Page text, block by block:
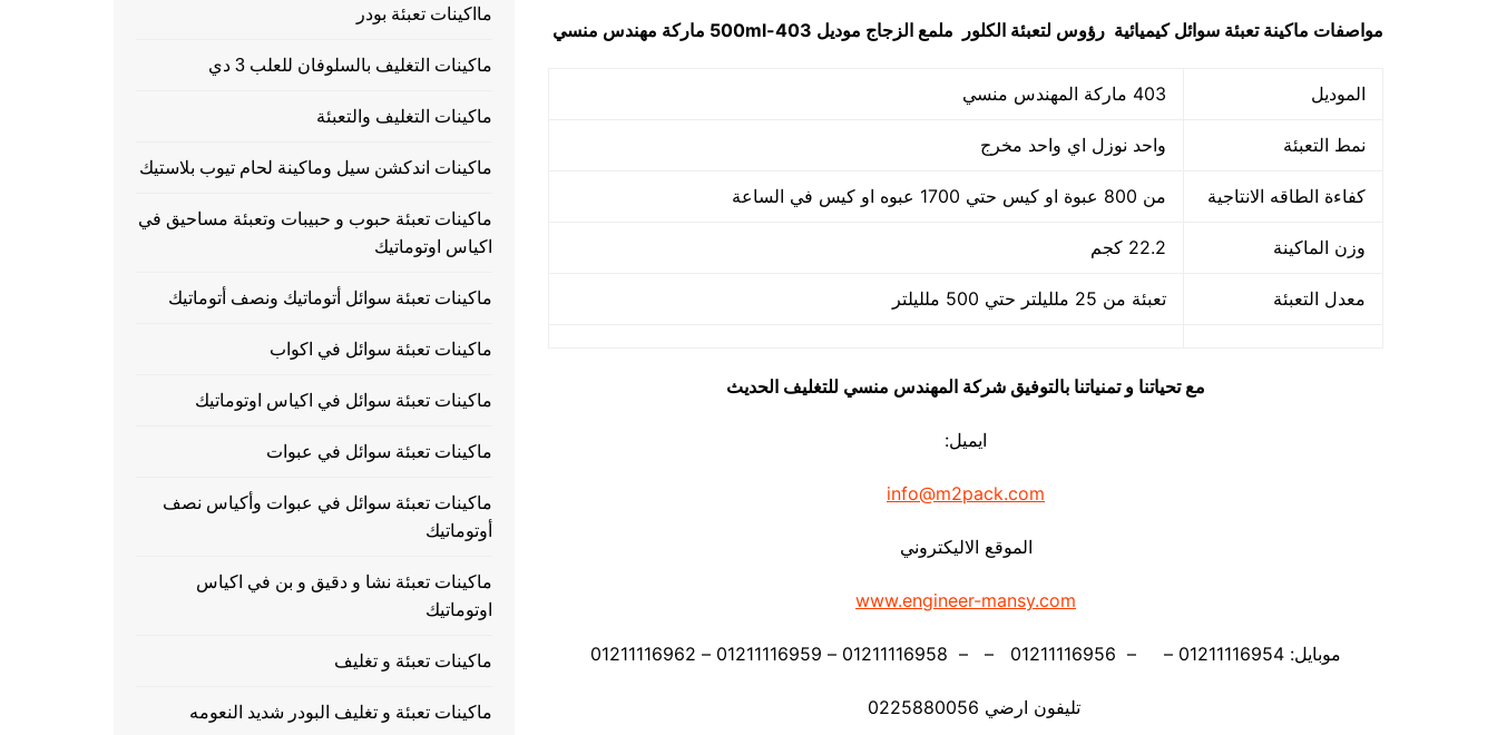
مواصفات ماكينة تعبئة سوائل كيميائية رؤوس لتعبئة الكلور ملمع الزجاج موديل 403-500ml ماركة مهندس منسي
الموديل 403 ماركة المهندس منسي
نمط التعبئة واحد نوزل اي واحد مخرج
كفاءة الطاقه الانتاجية من 800 عبوة او كيس حتي 1700 عبوه او كيس في الساعة
وزن الماكينة 22.2 كجم
معدل التعبئة تعبئة من 25 ملليلتر حتي 500 ملليلتر
مع تحياتنا و تمنياتنا بالتوفيق شركة المهندس منسي للتغليف الحديث
ايميل:
info@m2pack.com
الموقع الاليكتروني
www.engineer-mansy.com
موبايل: 01211116954 – – 01211116956 – – 01211116958 – 01211116959 – 01211116962
تليفون ارضي 0225880056
مااكينات تعبئة بودر
ماكينات التغليف بالسلوفان للعلب 3 دي
ماكينات التغليف والتعبئة
ماكينات اندكشن سيل وماكينة لحام تيوب بلاستيك
ماكينات تعبئة حبوب و حبيبات وتعبئة مساحيق في
اكياس اوتوماتيك
ماكينات تعبئة سوائل أتوماتيك ونصف أتوماتيك
ماكينات تعبئة سوائل في اكواب
ماكينات تعبئة سوائل في اكياس اوتوماتيك
ماكينات تعبئة سوائل في عبوات
ماكينات تعبئة سوائل في عبوات وأكياس نصف
أوتوماتيك
ماكينات تعبئة نشا و دقيق و بن في اكياس
اوتوماتيك
ماكينات تعبئة و تغليف
ماكينات تعبئة و تغليف البودر شديد النعومه